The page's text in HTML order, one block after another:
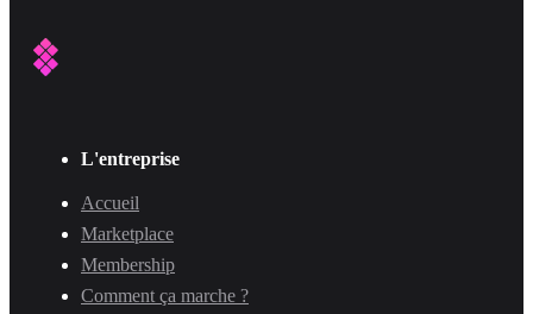
L'entreprise
Accueil
Marketplace
Membership
Comment ça marche ?